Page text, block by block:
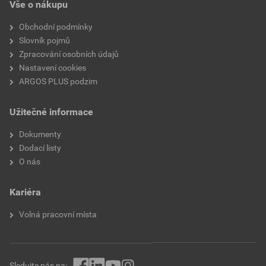
Výměnné řezné čelisti
Se stripovací funkcí
Max. průřez kabelu
Průměr průchodky
Vhodné pro pevné vodiče
Vhodné pro lankové vodiče
Certifikát VDE
Vše o nákupu
Obchodní podmínky
Slovník pojmů
Zpracování osobních údajů
Nastavení cookies
ARGOS PLUS podzim
Užitečné informace
Dokumenty
Dodací listy
O nás
Kariéra
Volná pracovní místa